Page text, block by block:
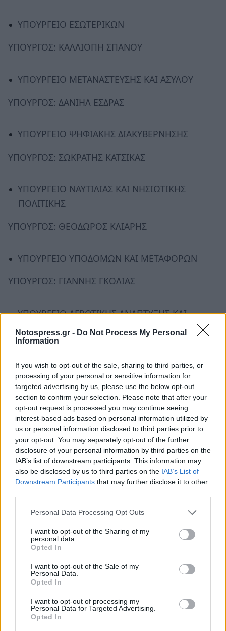
Notospress.gr - Do Not Process My Personal
Information
If you wish to opt-out of the sale, sharing to third parties, or
processing of your personal or sensitive information for
targeted advertising by us, please use the below opt-out
section to confirm your selection. Please note that after your
opt-out request is processed you may continue seeing
interest-based ads based on personal information utilized by
us or personal information disclosed to third parties prior to
your opt-out. You may separately opt-out of the further
disclosure of your personal information by third parties on the
IAB’s list of downstream participants. This information may
also be disclosed by us to third parties on the IAB’s List of
Downstream Participants that may further disclose it to other
Personal Data Processing Opt Outs
I want to opt-out of the Sharing of my
personal data.
Opted In
I want to opt-out of the Sale of my
Personal Data.
Opted In
I want to opt-out of processing my
Personal Data for Targeted Advertising.
Opted In
ΥΠΟΥΡΓΕΙΟ ΕΣΩΤΕΡΙΚΩΝ
ΥΠΟΥΡΓΟΣ: ΚΑΛΛΙΟΠΗ ΣΠΑΝΟΥ
ΥΠΟΥΡΓΕΙΟ ΜΕΤΑΝΑΣΤΕΥΣΗΣ ΚΑΙ ΑΣΥΛΟΥ
ΥΠΟΥΡΓΟΣ: ΔΑΝΙΗΛ ΕΣΔΡΑΣ
ΥΠΟΥΡΓΕΙΟ ΨΗΦΙΑΚΗΣ ΔΙΑΚΥΒΕΡΝΗΣΗΣ
ΥΠΟΥΡΓΟΣ: ΣΩΚΡΑΤΗΣ ΚΑΤΣΙΚΑΣ
ΥΠΟΥΡΓΕΙΟ ΝΑΥΤΙΛΙΑΣ ΚΑΙ ΝΗΣΙΩΤΙΚΗΣ
ΠΟΛΙΤΙΚΗΣ
ΥΠΟΥΡΓΟΣ: ΘΕΟΔΩΡΟΣ ΚΛΙΑΡΗΣ
ΥΠΟΥΡΓΕΙΟ ΥΠΟΔΟΜΩΝ ΚΑΙ ΜΕΤΑΦΟΡΩΝ
ΥΠΟΥΡΓΟΣ: ΓΙΑΝΝΗΣ ΓΚΟΛΙΑΣ
ΥΠΟΥΡΓΕΙΟ ΑΓΡΟΤΙΚΗΣ ΑΝΑΠΤΥΞΗΣ ΚΑΙ
ΤΡΟΦΙΜΩΝ
ΥΠΟΥΡΓΕΙΟ ΤΟΥΡΙΣΜΟΥ
ΥΠΟΥΡΓΟΣ: ΙΩΑΝΝΑ ΔΡΕΤΤΑ
ΥΠΟΥΡΓΕΙΟ ΚΛΙΜΑΤΙΚΗΣ ΚΡΙΣΗΣ ΚΑΙ
ΠΟΛΙΤΙΚΗΣ ΠΡΟΣΤΑΣΙΑΣ
ΥΠΟΥΡΓΟΣ: ΕΥΑΓΓΕΛΟΣ ΤΟΥΡΝΑΣ
ΗΛΙΑΣ ΣΙΑΚΑΝΤΑΡΗΣ
Ακολουθήστε το
μάθετε πρώτοιόλες τις ειδήσεις
ΙΩΑΝΝΗΣ ΣΑΡΜΑΣ
ΥΠΗΡΕΑΣΙΑΚΗ ΚΥΒΕΡΝΗΣΗ
ΚΥΡΙΑΚΟΣ ΜΗΤΣΟΤΑΚΗΣ